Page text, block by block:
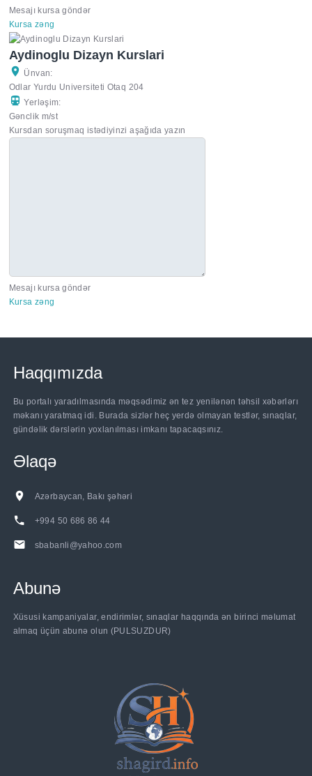
Mesajı kursa göndər
Kursa zəng
Aydinoglu Dizayn Kurslari
Ünvan:
Odlar Yurdu Universiteti Otaq 204
Yerləşim:
Gənclik m/st
Kursdan soruşmaq istədiyinzi aşağıda yazın
Mesajı kursa göndər
Kursa zəng
Haqqımızda
Bu portalı yaradılmasında məqsədimiz ən tez yenilənən təhsil xəbərlərı
məkanı yaratmaq idi. Burada sizlər heç yerdə olmayan testlər, sınaqlar,
gündəlik dərslərin yoxlanılması imkanı tapacaqsınız.
Əlaqə
Azərbaycan, Bakı şəhəri
+994 50 686 86 44
sbabanli@yahoo.com
Abunə
Xüsusi kampaniyalar, endirimlər, sınaqlar haqqında ən birinci məlumat
almaq üçün abunə olun (PULSUZDUR)